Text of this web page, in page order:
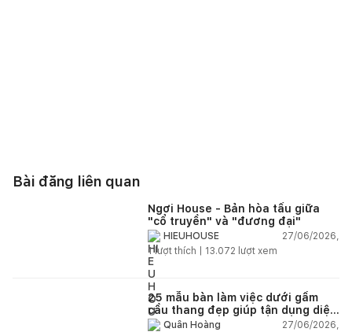
Bài đăng liên quan
Ngơi House - Bản hòa tấu giữa
"cổ truyền" và "đương đại"
HIEUHOUSE
27/06/2026,
1lượt thích | 13.072 lượt xem
25 mẫu bàn làm việc dưới gầm
cầu thang đẹp giúp tận dụng diện
tích tưởng chừng bị bỏ quên
Quân Hoàng
27/06/2026,